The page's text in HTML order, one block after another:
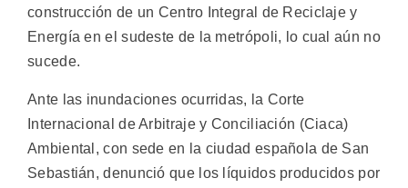
construcción de un Centro Integral de Reciclaje y
Energía en el sudeste de la metrópoli, lo cual aún no
sucede.
Ante las inundaciones ocurridas, la Corte
Internacional de Arbitraje y Conciliación (Ciaca)
Ambiental, con sede en la ciudad española de San
Sebastián, denunció que los líquidos producidos por